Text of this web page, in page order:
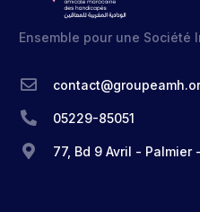
Ensemble pour une Société
05229-85051
77, Bd 9 Avril - Palmier